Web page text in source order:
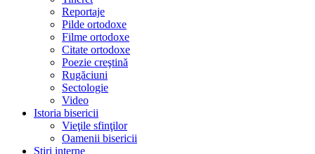
Reportaje
Pilde ortodoxe
Filme ortodoxe
Citate ortodoxe
Poezie creştină
Rugăciuni
Sectologie
Video
Istoria bisericii
Vieţile sfinţilor
Oamenii bisericii
Ştiri interne